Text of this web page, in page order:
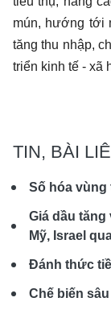
mún, hướng tới
tăng thu nhập,
triển kinh tế - xã
TIN, BÀI
Số hóa vùng
Giá dầu tăng
Mỹ, Israel
Đánh thức
Chế biến